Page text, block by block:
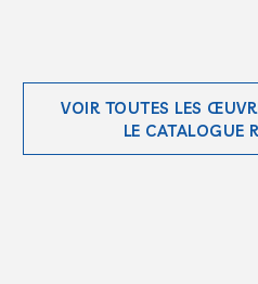
VOIR TOUTES LES
LE CATALOGUE